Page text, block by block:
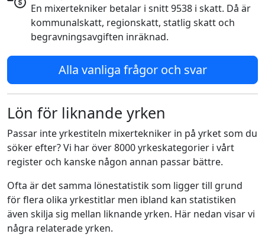
En mixertekniker betalar i snitt 9538 i skatt. Då är
kommunalskatt, regionskatt, statlig skatt och
begravningsavgiften inräknad.
Alla vanliga frågor och svar
Lön för liknande yrken
Passar inte yrkestiteln mixertekniker in på yrket som du
söker efter? Vi har över 8000 yrkeskategorier i vårt
register och kanske någon annan passar bättre.
Ofta är det samma lönestatistik som ligger till grund
för flera olika yrkestitlar men ibland kan statistiken
även skilja sig mellan liknande yrken. Här nedan visar vi
några relaterade yrken.